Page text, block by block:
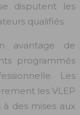
disputent les
qualifiés.
avantage de
programmés
Les
les VLEP
des mises aux